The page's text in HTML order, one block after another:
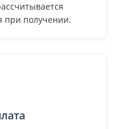
при получении.